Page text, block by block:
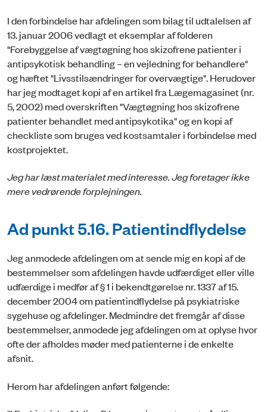
I den forbindelse har afdelingen som bilag til udtalelsen af
13. januar 2006 vedlagt et eksemplar af folderen
"Forebyggelse af vægtøgning hos skizofrene patienter i
antipsykotisk behandling – en vejledning for behandlere"
og hæftet "Livsstilsændringer for overvægtige". Herudover
har jeg modtaget kopi af en artikel fra Lægemagasinet (nr.
5, 2002) med overskriften "Vægtøgning hos skizofrene
patienter behandlet med antipsykotika" og en kopi af
checkliste som bruges ved kostsamtaler i forbindelse med
kostprojektet.
Jeg har læst materialet med interesse. Jeg foretager ikke
mere vedrørende forplejningen.
Ad punkt 5.16. Patientindflydelse
Jeg anmodede afdelingen om at sende mig en kopi af de
bestemmelser som afdelingen havde udfærdiget eller ville
udfærdige i medfør af § 1 i bekendtgørelse nr. 1337 af 15.
december 2004 om patientindflydelse på psykiatriske
sygehuse og afdelinger. Medmindre det fremgår af disse
bestemmelser, anmodede jeg afdelingen om at oplyse hvor
ofte der afholdes møder med patienterne i de enkelte
afsnit.
Herom har afdelingen anført følgende: